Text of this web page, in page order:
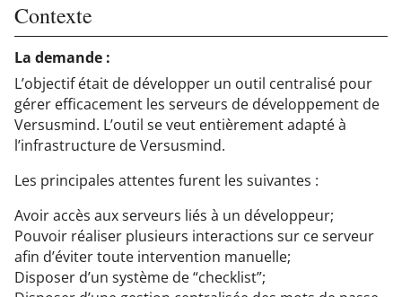
Contexte
La demande :
L’objectif était de développer un outil centralisé pour
gérer efficacement les serveurs de développement de
Versusmind. L’outil se veut entièrement adapté à
l’infrastructure de Versusmind.
Les principales attentes furent les suivantes :
Avoir accès aux serveurs liés à un développeur;
Pouvoir réaliser plusieurs interactions sur ce serveur
afin d’éviter toute intervention manuelle;
Disposer d’un système de “checklist”;